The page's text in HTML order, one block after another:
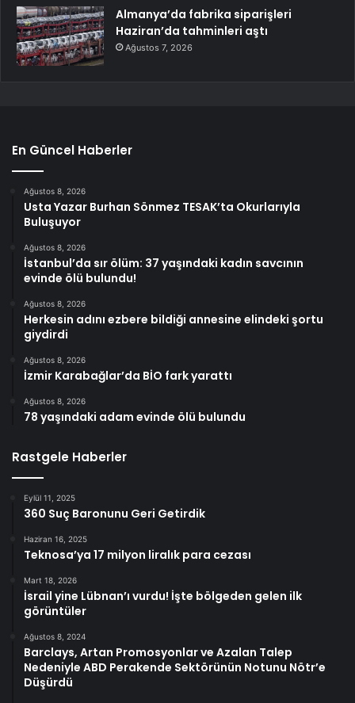
Almanya’da fabrika siparişleri
Haziran’da tahminleri aştı
Ağustos 7, 2026
En Güncel Haberler
Ağustos 8, 2026
Usta Yazar Burhan Sönmez TESAK’ta Okurlarıyla
Buluşuyor
Ağustos 8, 2026
İstanbul’da sır ölüm: 37 yaşındaki kadın savcının
evinde ölü bulundu!
Ağustos 8, 2026
Herkesin adını ezbere bildiği annesine elindeki şortu
giydirdi
Ağustos 8, 2026
İzmir Karabağlar’da BİO fark yarattı
Ağustos 8, 2026
78 yaşındaki adam evinde ölü bulundu
Rastgele Haberler
Eylül 11, 2025
360 Suç Baronunu Geri Getirdik
Haziran 16, 2025
Teknosa’ya 17 milyon liralık para cezası
Mart 18, 2026
İsrail yine Lübnan’ı vurdu! İşte bölgeden gelen ilk
görüntüler
Ağustos 8, 2024
Barclays, Artan Promosyonlar ve Azalan Talep
Nedeniyle ABD Perakende Sektörünün Notunu Nötr’e
Düşürdü